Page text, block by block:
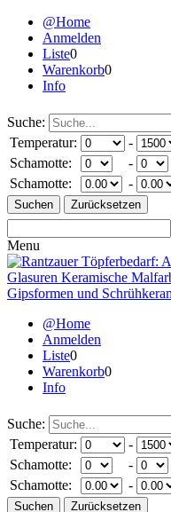
@Home
Anmelden
Liste0
Warenkorb0
Info
Suche:
Temperatur:
-
Schamotte:
-
Schamotte:
-
Menu
@Home
Anmelden
Liste0
Warenkorb0
Info
Suche:
Temperatur:
-
Schamotte:
-
Schamotte:
-